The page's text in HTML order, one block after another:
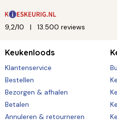
9,2/10 13.500 reviews
Keukenloods
Klantenservice
Bestellen
Bezorgen & afhalen
Betalen
Annuleren & retourneren